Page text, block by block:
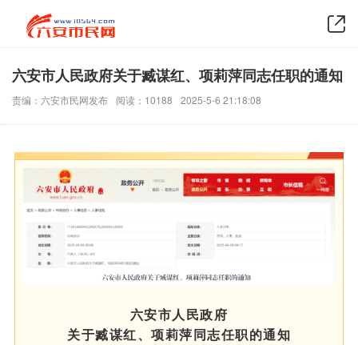
六安市人民政府关于臧谋红、项莉萍同志任职的通知
责编：六安市民网发布 阅读：10188 2025-5-6 21:18:08
六安市人民政府
关于臧谋红、项莉萍同志任职的通知